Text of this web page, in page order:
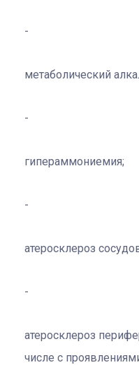
метаболический
гипераммониемия;
атеросклероз
атеросклероз
числе с